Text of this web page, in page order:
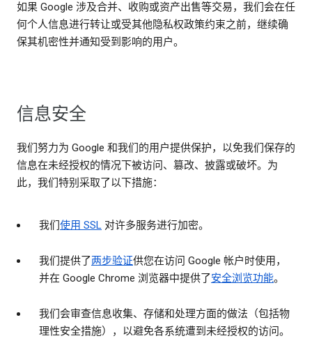
如果 Google 涉及合并、收购或资产出售等交易，我们会在任
何个人信息进行转让或受其他隐私权政策约束之前，继续确
保其机密性并通知受到影响的用户。
信息安全
我们努力为 Google 和我们的用户提供保护，以免我们保存的
信息在未经授权的情况下被访问、篡改、披露或破坏。为
此，我们特别采取了以下措施：
我们使用 SSL 对许多服务进行加密。
我们提供了两步验证供您在访问 Google 帐户时使用，
并在 Google Chrome 浏览器中提供了安全浏览功能。
我们会审查信息收集、存储和处理方面的做法（包括物
理性安全措施），以避免各系统遭到未经授权的访问。